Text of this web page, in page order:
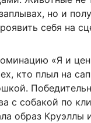
но и
себя на
«Я и
кто плыл на
с собакой по
образ Круэллы